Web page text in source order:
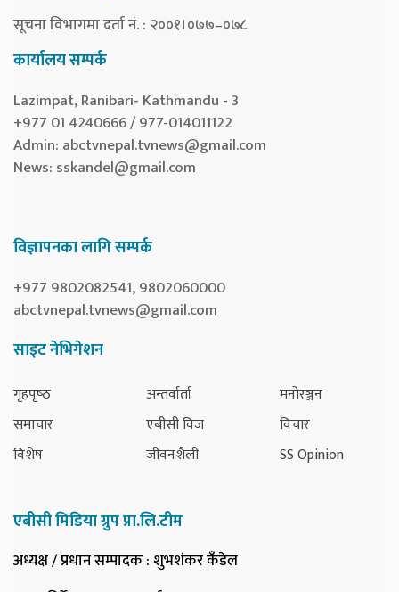
सूचना विभागमा दर्ता नं. : २००१।०७७–०७८
कार्यालय सम्पर्क
Lazimpat, Ranibari- Kathmandu - 3
+977 01 4240666 / 977-014011122
Admin: abctvnepal.tvnews@gmail.com
News: sskandel@gmail.com
विज्ञापनका लागि सम्पर्क
+977 9802082541, 9802060000
abctvnepal.tvnews@gmail.com
साइट नेभिगेशन
गृहपृष्‍ठ
समाचार
विशेष
अन्तर्वार्ता
एबीसी विज
जीवनशैली
मनोरञ्जन
विचार
SS Opinion
एबीसी मिडिया ग्रुप प्रा.लि.टीम
अध्यक्ष / प्रधान सम्पादक: शुभशंकर कँडेल